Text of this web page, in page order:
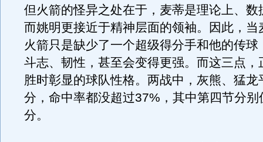
但火箭的怪异之处在于，麦蒂是理论上、数
而姚明更接近于精神层面的领袖。因此，当
火箭只是缺少了一个超级得分手和他的传球
斗志、韧性，甚至会变得更强。而这三点，
胜时彰显的球队性格。两战中，灰熊、猛龙
分，命中率都没超过37%，其中第四节分
分。